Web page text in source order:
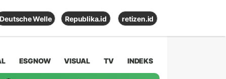
Deutsche Welle Republika.id retizen.id
ESGNOW VISUAL TV INDEKS